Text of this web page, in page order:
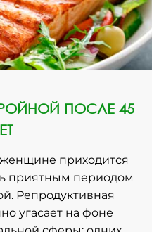
ПОСЛЕ 45
приходится
приятным периодом
Репродуктивная
угасает на фоне